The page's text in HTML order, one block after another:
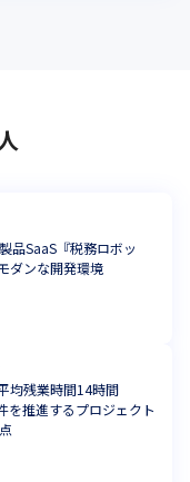
品SaaS『税務ロボッ
ダンな開発環境
均残業時間14時間
を推進するプロジェクト